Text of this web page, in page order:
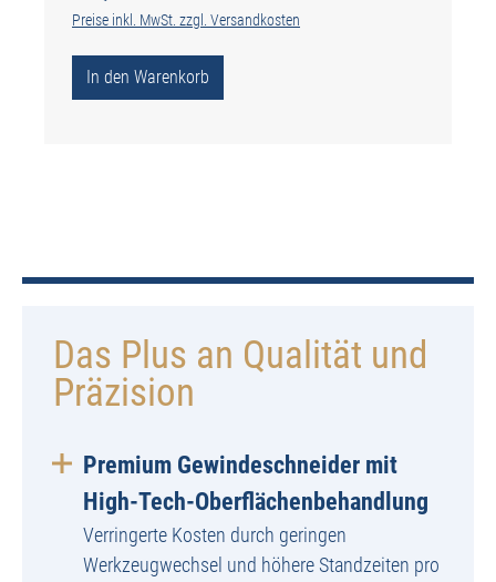
Preise inkl. MwSt. zzgl. Versandkosten
In den Warenkorb
Das Plus an Qualität und
Präzision
Premium Gewindeschneider mit
High-Tech-Oberflächenbehandlung
Verringerte Kosten durch geringen
Werkzeugwechsel und höhere Standzeiten pro